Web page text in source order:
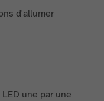
d'allumer
une par une